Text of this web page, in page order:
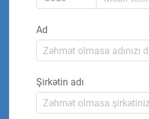
Ad
Şirkətin adı